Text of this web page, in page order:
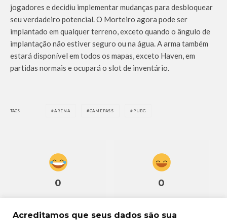
jogadores e decidiu implementar mudanças para desbloquear
seu verdadeiro potencial. O Morteiro agora pode ser
implantado em qualquer terreno, exceto quando o ângulo de
implantação não estiver seguro ou na água. A arma também
estará disponível em todos os mapas, exceto Haven, em
partidas normais e ocupará o slot de inventário.
TAGS ARENA GAMEPASS PUBG
0 0
Acreditamos que seus dados são sua